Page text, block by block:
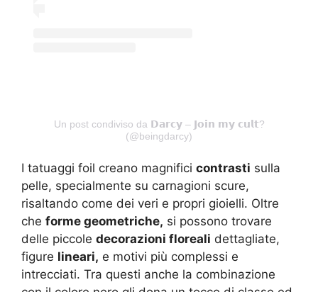
Un post condiviso da 𝗗𝗮𝗿𝗰𝘆 – 𝗝𝗼𝗶𝗻 𝗺𝘆 𝗰𝘂𝗹𝘁?
(@beingdarcy)
I tatuaggi foil creano magnifici contrasti sulla
pelle, specialmente su carnagioni scure,
risaltando come dei veri e propri gioielli. Oltre
che forme geometriche, si possono trovare
delle piccole decorazioni floreali dettagliate,
figure lineari, e motivi più complessi e
intrecciati. Tra questi anche la combinazione